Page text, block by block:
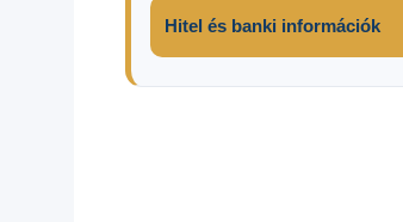
Hitel és banki információk